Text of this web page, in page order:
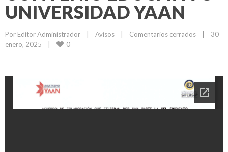
UNIVERSIDAD YAAN
Por Editor Administrador Avisos Comentarios cerrados
30
enero, 2025
0